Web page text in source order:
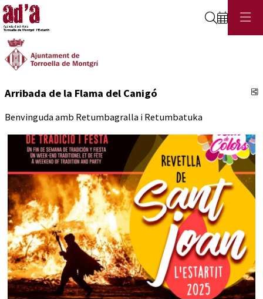
Cerca
Arribada de la Flama del Canigó
Benvinguda amb Retumbagralla i Retumbatuka